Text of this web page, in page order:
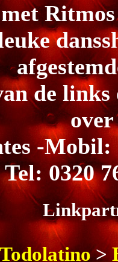
de
over
-Mobil:
Tel: 0320
>